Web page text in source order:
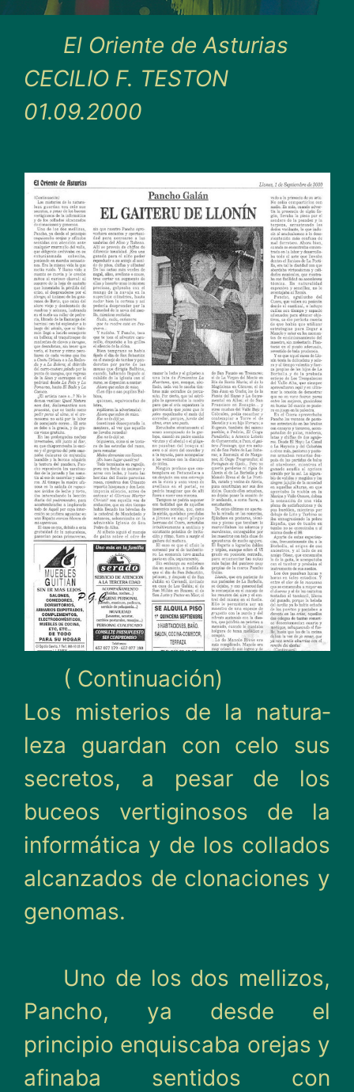
El Oriente de Asturias
CECILIO F. TESTON
01.09.2000
( Continuación)
Los misterios de la natura­
leza guardan con celo sus
secretos, a pesar de los
buceos vertiginosos de la
informática y de los collados
alcanzados de clonaciones y
genomas.
Uno de los dos mellizos,
Pancho, ya desde el
principio enquiscaba orejas y
afinaba sentidos con